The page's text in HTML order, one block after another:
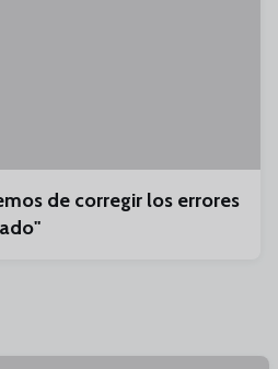
de corregir los errores